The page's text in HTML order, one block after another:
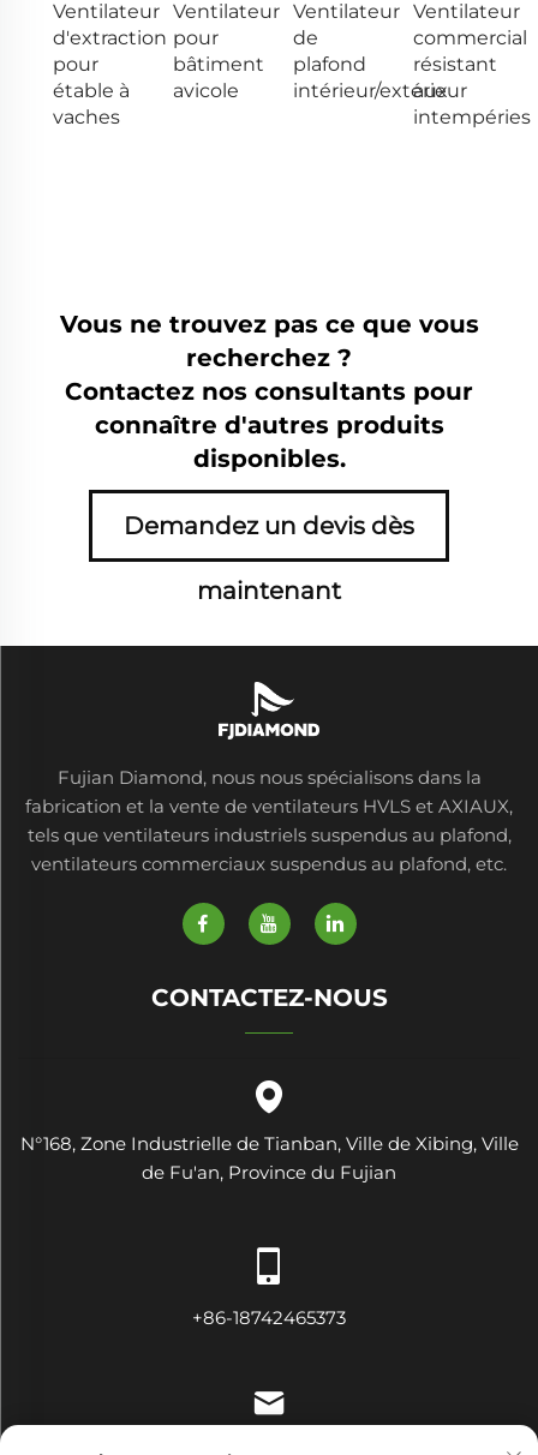
Ventilateur
d'extraction
pour
étable à
vaches
Ventilateur
pour
bâtiment
avicole
Ventilateur
de
plafond
intérieur/extérieur
Ventilateur
commercial
résistant
aux
intempéries
Vous ne trouvez pas ce que vous
recherchez ?
Contactez nos consultants pour
connaître d'autres produits
disponibles.
Demandez un devis dès
maintenant
Fujian Diamond, nous nous spécialisons dans la
fabrication et la vente de ventilateurs HVLS et AXIAUX,
tels que ventilateurs industriels suspendus au plafond,
ventilateurs commerciaux suspendus au plafond, etc.
CONTACTEZ-NOUS
N°168, Zone Industrielle de Tianban, Ville de Xibing, Ville
de Fu'an, Province du Fujian
+86-18742465373